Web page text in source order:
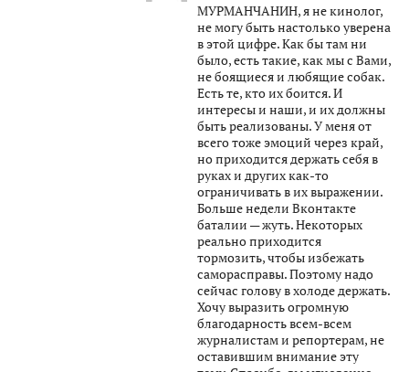
МУРМАНЧАНИН, я не кинолог,
не могу быть настолько уверена
в этой цифре. Как бы там ни
было, есть такие, как мы с Вами,
не боящиеся и любящие собак.
Есть те, кто их боится. И
интересы и наши, и их должны
быть реализованы. У меня от
всего тоже эмоций через край,
но приходится держать себя в
руках и других как-то
ограничивать в их выражении.
Больше недели Вконтакте
баталии — жуть. Некоторых
реально приходится
тормозить, чтобы избежать
саморасправы. Поэтому надо
сейчас голову в холоде держать.
Хочу выразить огромную
благодарность всем-всем
журналистам и репортерам, не
оставившим внимание эту